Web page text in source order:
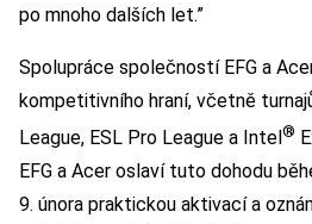
po mnoho dalších let.”
Spolupráce společností EFG a
kompetitivního hraní, včetně
League, ESL Pro League a Intel®
EFG a Acer oslaví tuto dohodu
9. února praktickou aktivací a